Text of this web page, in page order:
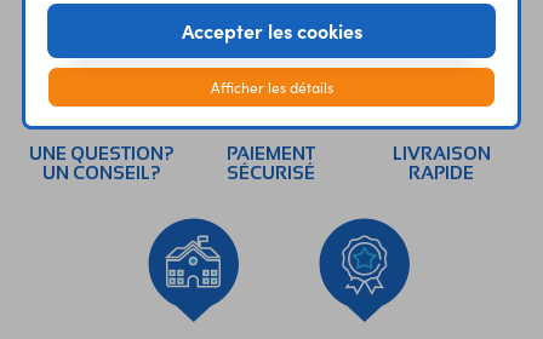
UNE QUESTION?
UN CONSEIL?
PAIEMENT
SÉCURISÉ
LIVRAISON
RAPIDE
Accepter les cookies
Afficher les détails